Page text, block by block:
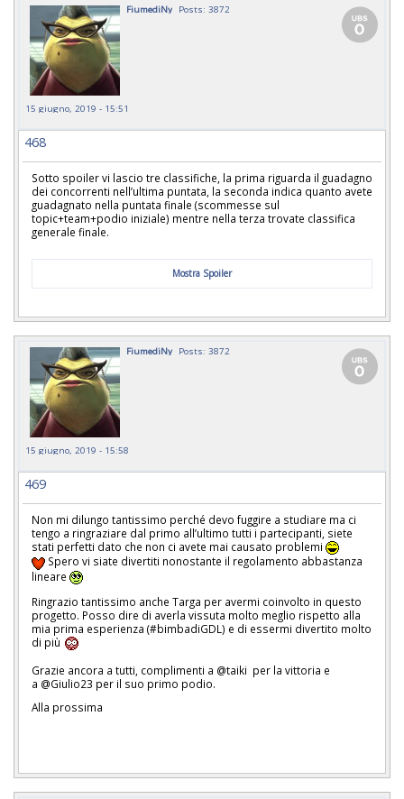
FiumediNy Posts: 3872
15 giugno, 2019 - 15:51
468
Sotto spoiler vi lascio tre classifiche, la prima riguarda il guadagno
dei concorrenti nell’ultima puntata, la seconda indica quanto avete
guadagnato nella puntata finale (scommesse sul
topic+team+podio iniziale) mentre nella terza trovate classifica
generale finale.
Mostra Spoiler
FiumediNy Posts: 3872
15 giugno, 2019 - 15:58
469
Non mi dilungo tantissimo perché devo fuggire a studiare ma ci
tengo a ringraziare dal primo all’ultimo tutti i partecipanti, siete
stati perfetti dato che non ci avete mai causato problemi
Spero vi siate divertiti nonostante il regolamento abbastanza
lineare
Ringrazio tantissimo anche Targa per avermi coinvolto in questo
progetto. Posso dire di averla vissuta molto meglio rispetto alla
mia prima esperienza (#bimbadiGDL) e di essermi divertito molto
di più
Grazie ancora a tutti, complimenti a @taiki per la vittoria e
a @Giulio23 per il suo primo podio.
Alla prossima